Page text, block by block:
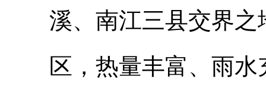
溪、南江三县交界
区，热量丰富、雨